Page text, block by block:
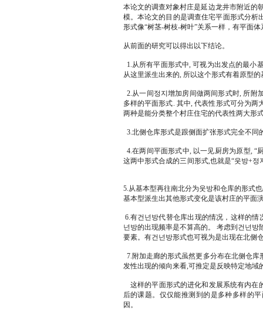
本论文的调查对象村庄是延边龙井市附近的
模。本论文的目的是调查住宅平面形式分析
形式像“树茎-树枝-树叶”关系一样，有平面体
从前面的研究可以得出以下结论。
1.从所有平面形式中, 可视为出发点的最小
从这里派生出来的, 所以这个形式有着原型的
2.从一间정지增加房间做两间形式时, 所附
多样的平面形式. 其中, 代表性形式可分为
两种是能分类整个村庄住宅的代表性两大形
3.北侧仓库形式是跟侧面扩张形式完全不
4.在两间平面形式中, 以一见厨房为原型, “
这两中形式合成的三间形式,也就是“웃방+
5.从基本型再往南北分为웃방和仓库的形式
基本型派生出其他形式变化是该村庄的平面
6.有건넌방代替仓库出现的情况，这样的
넌방的出现频率是不算高的。 考虑到건넌
要素。有건넌방形式也可视为是出现在北侧
7.附加走廊的形式虽然更多分布在北侧仓
发性出现的倾向来看,可推定是反映特定地
这样的平面形式的进化和发展系统有内在
后的课题。仅仅能推测到的是多种多样的
因。